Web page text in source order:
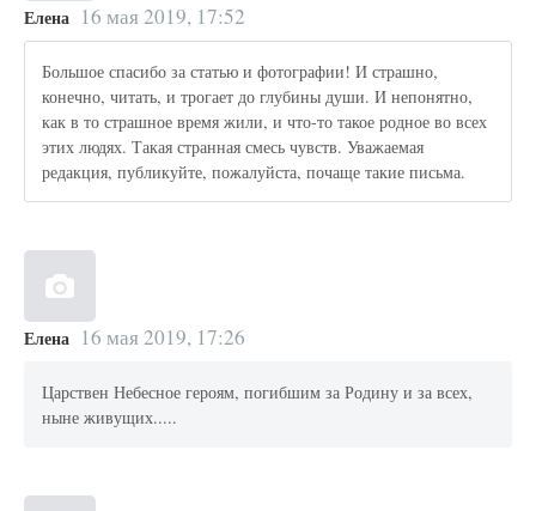
Елена 16 мая 2019, 17:52
Большое спасибо за статью и фотографии! И страшно,
конечно, читать, и трогает до глубины души. И непонятно,
как в то страшное время жили, и что-то такое родное во всех
этих людях. Такая странная смесь чувств. Уважаемая
редакция, публикуйте, пожалуйста, почаще такие письма.
Елена 16 мая 2019, 17:26
Царствен Небесное героям, погибшим за Родину и за всех,
ныне живущих.....